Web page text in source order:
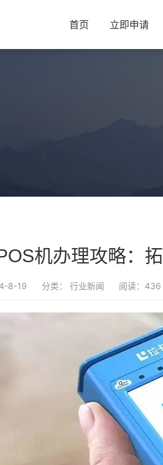
首页 立即申请
机办理攻略：
8-19 分类： 行业新闻 阅读：436